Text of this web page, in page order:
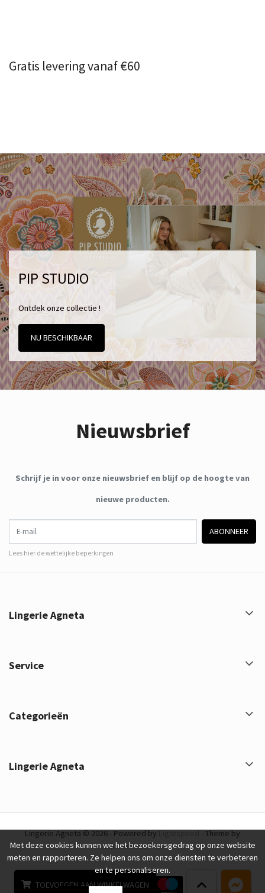
TOEVOEGEN AAN WINKELWAGEN
Gratis levering vanaf €60
PIP STUDIO
Ontdek onze collectie !
NU BESCHIKBAAR
Nieuwsbrief
Schrijf je in voor onze nieuwsbrief en blijf op de hoogte van
nieuwe producten.
ABONNEER
Lees hier de wettelijke beperkingen
Lingerie Agneta
Service
Categorieën
Lingerie Agneta
Lingerie Agneta © 2026 - Powered byLightspeed- Theme by
eCommerce Pro
Met deze cookies kunnen we het bezoekersgedrag op onze website
meten en rapporteren. Ze helpen ons om onze diensten te verbeteren
en te personaliseren.